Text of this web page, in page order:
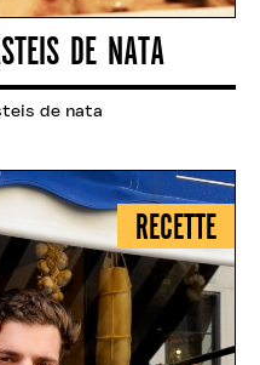
DE NATA
de nata
RECETTE